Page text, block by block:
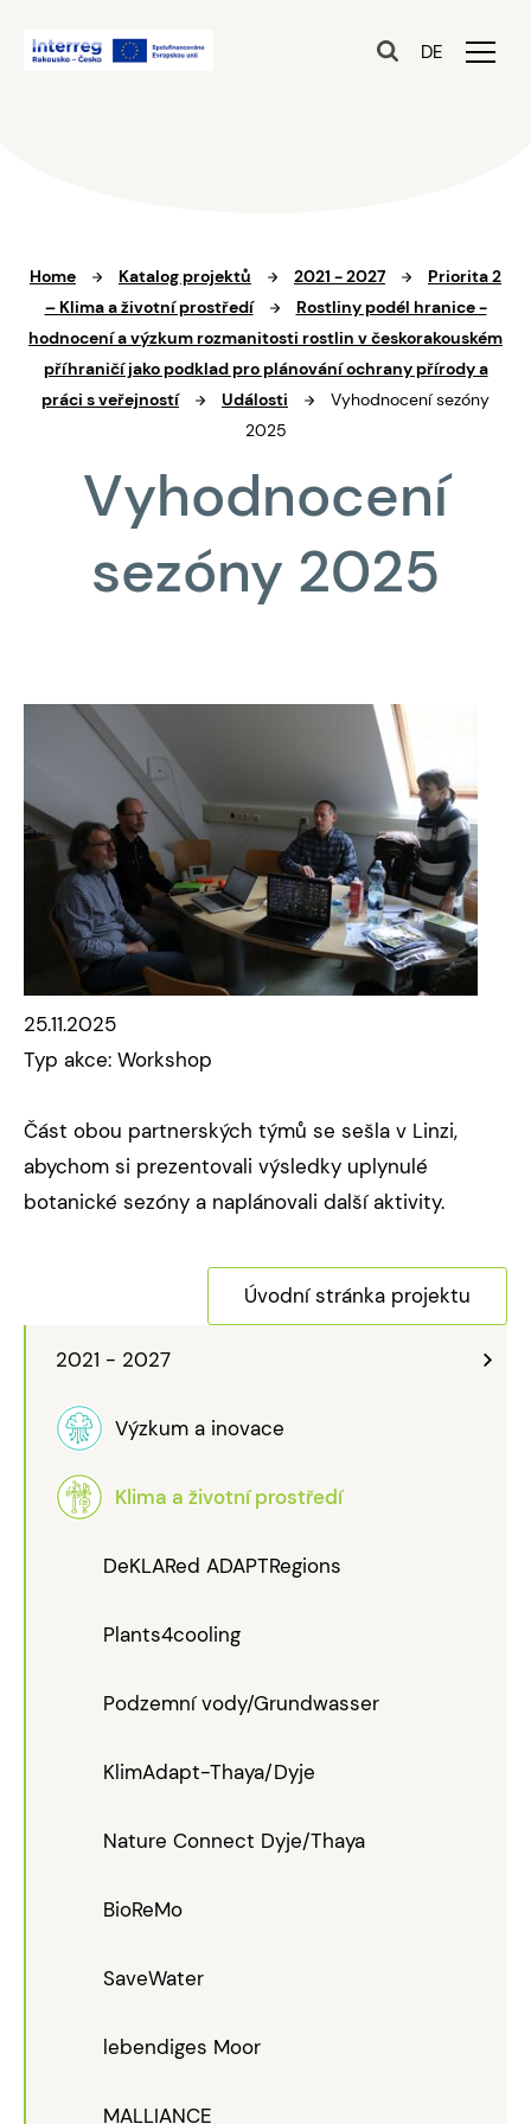
DE
Home Katalog projektů 2021 - 2027
Priorita 2
– Klima a životní prostředí
Rostliny podél hranice -
hodnocení a výzkum rozmanitosti rostlin v českorakouském
příhraničí jako podklad pro plánování ochrany přírody a
práci s veřejností
Události
Vyhodnocení sezóny
2025
Vyhodnocení
sezóny 2025
2021 - 2027
Výzkum a inovace
Klima a životní prostředí
DeKLARed ADAPTRegions
Plants4cooling
Podzemní vody/Grundwasser
KlimAdapt-Thaya/Dyje
Nature Connect Dyje/Thaya
BioReMo
SaveWater
lebendiges Moor
MALLIANCE
25.11.2025
Typ akce: Workshop
Část obou partnerských týmů se sešla v Linzi,
abychom si prezentovali výsledky uplynulé
botanické sezóny a naplánovali další aktivity.
Úvodní stránka projektu